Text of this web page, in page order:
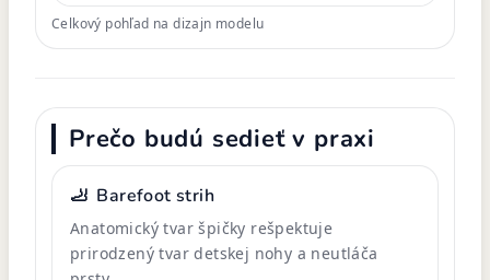
Celkový pohľad na dizajn modelu
Prečo budú sedieť v praxi
🦶 Barefoot strih
Anatomický tvar špičky rešpektuje
prirodzený tvar detskej nohy a neutláča